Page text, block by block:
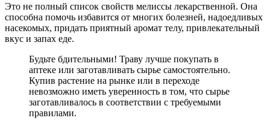
Это не полный список свойств мелиссы лекарственной. Она
способна помочь избавится от многих болезней, надоедливых
насекомых, придать приятный аромат телу, привлекательный
вкус и запах еде.
Будьте бдительными! Траву лучше покупать в
аптеке или заготавливать сырье самостоятельно.
Купив растение на рынке или в переходе
невозможно иметь уверенность в том, что сырье
заготавливалось в соответствии с требуемыми
правилами.